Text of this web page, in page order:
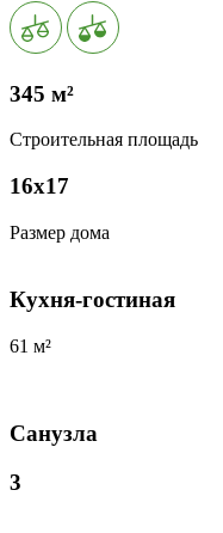
345 м²
Строительная площадь
16х17
Размер дома
Кухня-гостиная
61 м²
Санузла
3